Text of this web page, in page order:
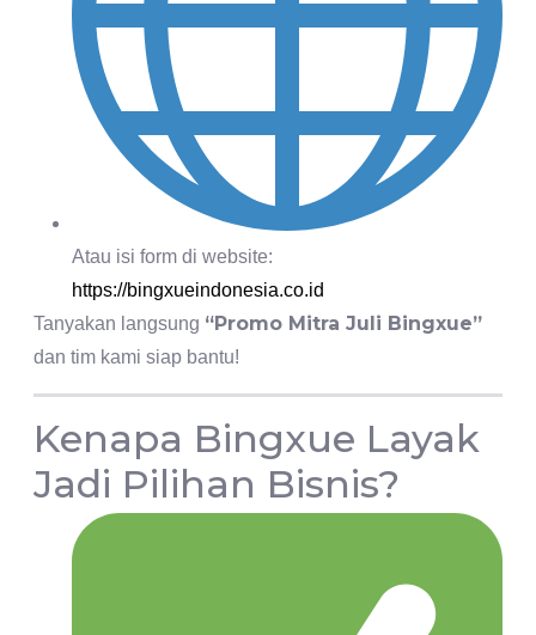
Atau isi form di website:
https://bingxueindonesia.co.id
Tanyakan langsung “Promo Mitra Juli Bingxue”
dan tim kami siap bantu!
Kenapa Bingxue Layak
Jadi Pilihan Bisnis?